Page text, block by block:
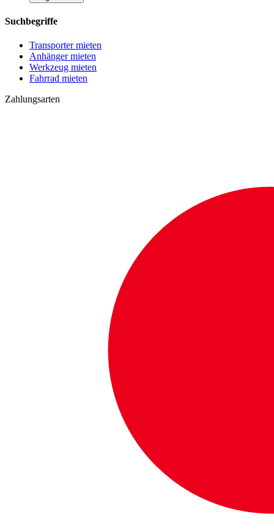
Suchbegriffe
Transporter mieten
Anhänger mieten
Werkzeug mieten
Fahrrad mieten
Zahlungsarten